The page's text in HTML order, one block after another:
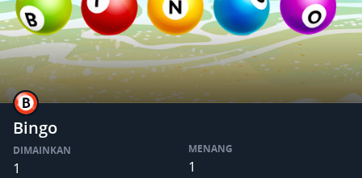
Bingo
DIMAINKAN
1
MENANG
1